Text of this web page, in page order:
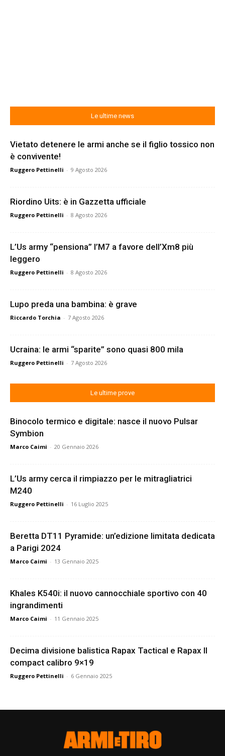
Le ultime news
Vietato detenere le armi anche se il figlio tossico non
è convivente!
Ruggero Pettinelli - 9 Agosto 2026
Riordino Uits: è in Gazzetta ufficiale
Ruggero Pettinelli - 8 Agosto 2026
L’Us army “pensiona” l’M7 a favore dell’Xm8 più
leggero
Ruggero Pettinelli - 8 Agosto 2026
Lupo preda una bambina: è grave
Riccardo Torchia - 7 Agosto 2026
Ucraina: le armi “sparite” sono quasi 800 mila
Ruggero Pettinelli - 7 Agosto 2026
Le ultime prove
Binocolo termico e digitale: nasce il nuovo Pulsar
Symbion
Marco Caimi - 20 Gennaio 2026
L’Us army cerca il rimpiazzo per le mitragliatrici
M240
Ruggero Pettinelli - 16 Luglio 2025
Beretta DT11 Pyramide: un’edizione limitata dedicata
a Parigi 2024
Marco Caimi - 13 Gennaio 2025
Khales K540i: il nuovo cannocchiale sportivo con 40
ingrandimenti
Marco Caimi - 11 Gennaio 2025
Decima divisione balistica Rapax Tactical e Rapax II
compact calibro 9×19
Ruggero Pettinelli - 6 Gennaio 2025